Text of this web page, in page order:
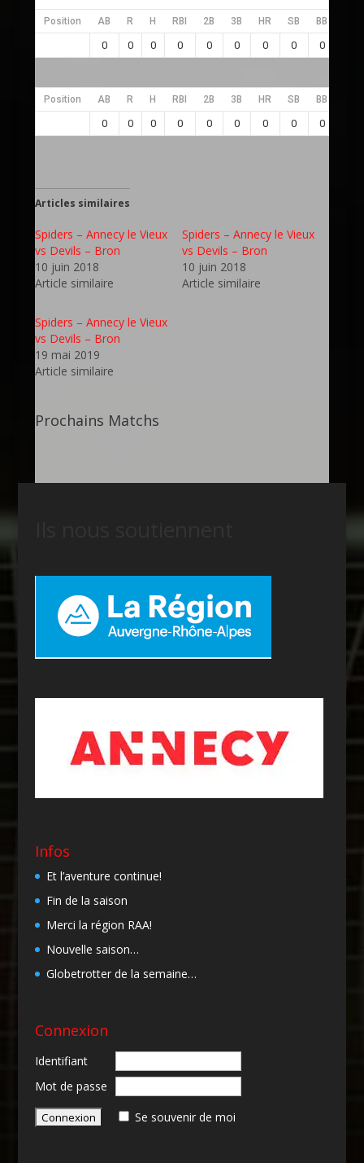
Position AB R H RBI 2B 3B HR SB BB
0 0 0 0 0 0 0 0 0
Position AB R H RBI 2B 3B HR SB BB
0 0 0 0 0 0 0 0 0
Articles similaires
Spiders – Annecy le Vieux
vs Devils – Bron
10 juin 2018
Article similaire
Spiders – Annecy le Vieux
vs Devils – Bron
10 juin 2018
Article similaire
Spiders – Annecy le Vieux
vs Devils – Bron
19 mai 2019
Article similaire
Prochains Matchs
Infos
Et l’aventure continue!
Fin de la saison
Merci la région RAA!
Nouvelle saison…
Globetrotter de la semaine…
Connexion
Identifiant
Mot de passe
Se souvenir de moi